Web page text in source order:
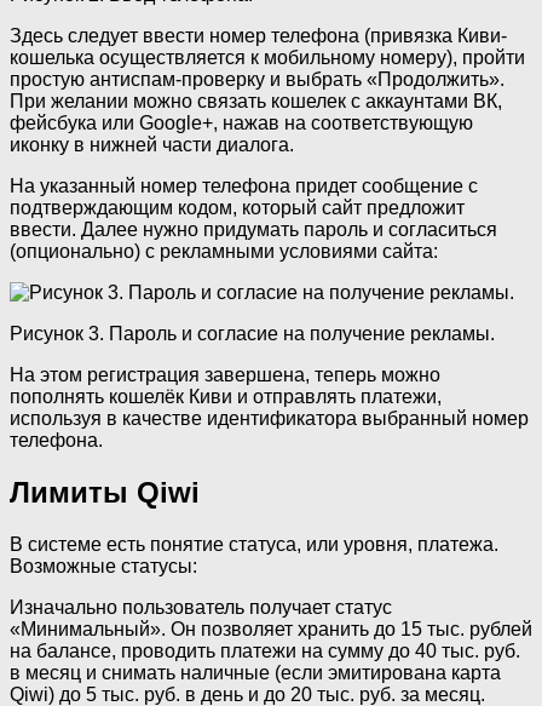
Здесь следует ввести номер телефона (привязка Киви-
кошелька осуществляется к мобильному номеру), пройти
простую антиспам-проверку и выбрать «Продолжить».
При желании можно связать кошелек с аккаунтами ВК,
фейсбука или Google+, нажав на соответствующую
иконку в нижней части диалога.
На указанный номер телефона придет сообщение с
подтверждающим кодом, который сайт предложит
ввести. Далее нужно придумать пароль и согласиться
(опционально) с рекламными условиями сайта:
Рисунок 3. Пароль и согласие на получение рекламы.
На этом регистрация завершена, теперь можно
пополнять кошелёк Киви и отправлять платежи,
используя в качестве идентификатора выбранный номер
телефона.
Лимиты Qiwi
В системе есть понятие статуса, или уровня, платежа.
Возможные статусы:
Изначально пользователь получает статус
«Минимальный». Он позволяет хранить до 15 тыс. рублей
на балансе, проводить платежи на сумму до 40 тыс. руб.
в месяц и снимать наличные (если эмитирована карта
Qiwi) до 5 тыс. руб. в день и до 20 тыс. руб. за месяц.